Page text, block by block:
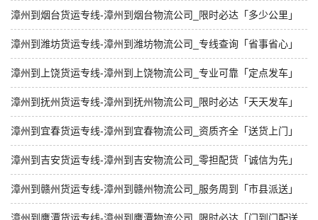
漳州到烟台货运专线-漳州到烟台物流公司_限时必达「多少公里」
漳州到潍坊货运专线-漳州到潍坊物流公司_专线查询「省事省心」
漳州到上饶货运专线-漳州到上饶物流公司_专业可靠「定点发车」
漳州到抚州货运专线-漳州到抚州物流公司_限时必达「天天发车」
漳州到宜春货运专线-漳州到宜春物流公司_资质齐全「送货上门」
漳州到吉安货运专线-漳州到吉安物流公司_零担配货「诚信为先」
漳州到赣州货运专线-漳州到赣州物流公司_服务周到「市县派送」